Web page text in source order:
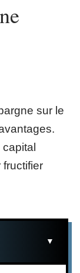
sur le
fructifier